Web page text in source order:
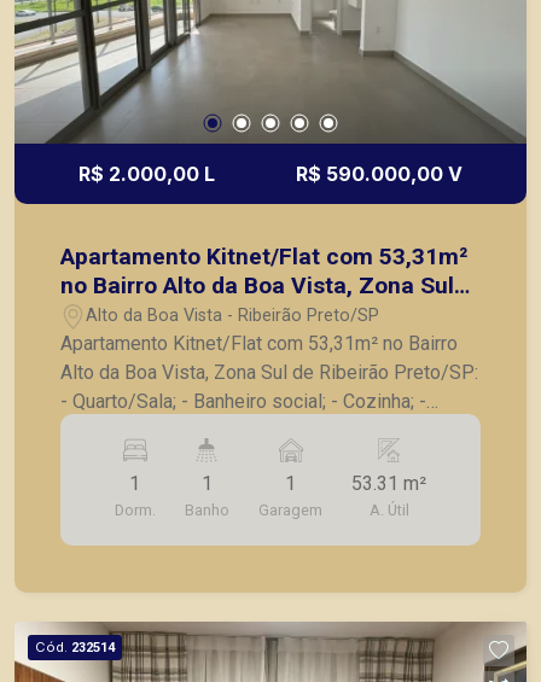
R$ 2.000,00 L R$ 590.000,00 V
Apartamento Kitnet/Flat com 53,31m²
no Bairro Alto da Boa Vista, Zona Sul
de Ribeirão Preto/SP:
Alto da Boa Vista - Ribeirão Preto/SP
Apartamento Kitnet/Flat com 53,31m² no Bairro
Alto da Boa Vista, Zona Sul de Ribeirão Preto/SP:
- Quarto/Sala; - Banheiro social; - Cozinha; -
Lavanderia; - Varanda gourmet; - 1 Vaga de
garagem. A Piramid tem como objetivo atender
seus clientes com agilidade e segurança, em
locação, vendas de imóveis prontos, usados ou
mesmo nos principais lançamentos da cidade de
1
Dorm.
1
Banho
1
Garagem
53.31 m²
A. Útil
Cód. 232514